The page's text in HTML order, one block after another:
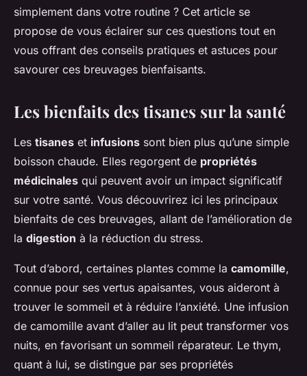
simplement dans votre routine ? Cet article se
propose de vous éclairer sur ces questions tout en
vous offrant des conseils pratiques et astuces pour
savourer ces breuvages bienfaisants.
Les bienfaits des tisanes sur la santé
Les tisanes et infusions sont bien plus qu’une simple
boisson chaude. Elles regorgent de propriétés
médicinales qui peuvent avoir un impact significatif
sur votre santé. Vous découvrirez ici les principaux
bienfaits de ces breuvages, allant de l’amélioration de
la digestion à la réduction du stress.
Tout d’abord, certaines plantes comme la camomille,
connue pour ses vertus apaisantes, vous aideront à
trouver le sommeil et à réduire l’anxiété. Une infusion
de camomille avant d’aller au lit peut transformer vos
nuits, en favorisant un sommeil réparateur. Le thym,
quant à lui, se distingue par ses propriétés